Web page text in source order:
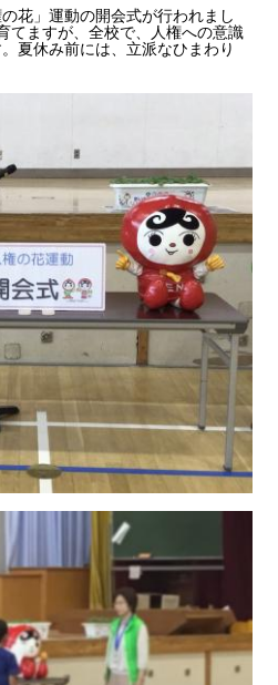
花」運動の開会式が行われまし
てますが、全校で、人権への意識
夏休み前には、立派なひまわり